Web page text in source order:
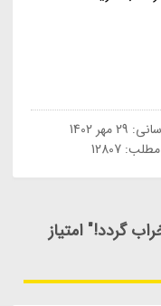
29 مهر 1402
12807
گردد!" امتیاز